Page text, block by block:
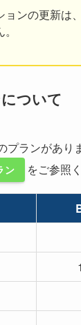
ンの更新は、
ついて
プランがあり
ン をご参照